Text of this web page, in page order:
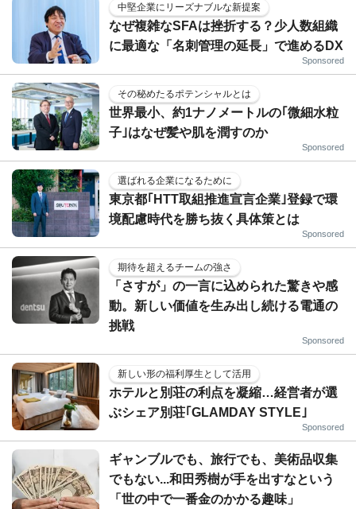
中堅企業にリーズナブルな新提案
なぜ複雑なSFAは挫折する？少人数組織
に最適な「名刺管理の延長」で進めるDX
Sponsored
その秘めたるポテンシャルとは
世界最小、約1ナノメートルの｢微細水粒
子｣はなぜ髪や肌を潤すのか
Sponsored
選ばれる企業になるために
東京都｢HTT取組推進宣言企業｣登録で環
境配慮時代を勝ち抜く具体策とは
Sponsored
期待を超えるチームの強さ
「さすが」の一言に込められた驚きや感
動。新しい価値を生み出し続ける電通の
挑戦
Sponsored
新しい形の福利厚生として活用
ホテルと別荘の利点を凝縮…経営者が選
ぶシェア別荘｢GLAMDAY STYLE｣
Sponsored
ギャンブルでも、旅行でも、美術品収集
でもない...和田秀樹が手を出すなという
「世の中で一番金のかかる趣味」